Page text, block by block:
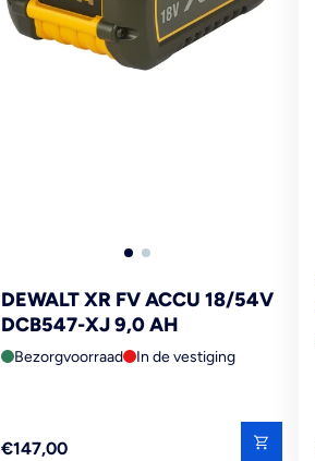
DEWALT XR FV ACCU 18/54V
DCB547-XJ 9,0 AH
Bezorgvoorraad In de vestiging
Reguliere
€147,00